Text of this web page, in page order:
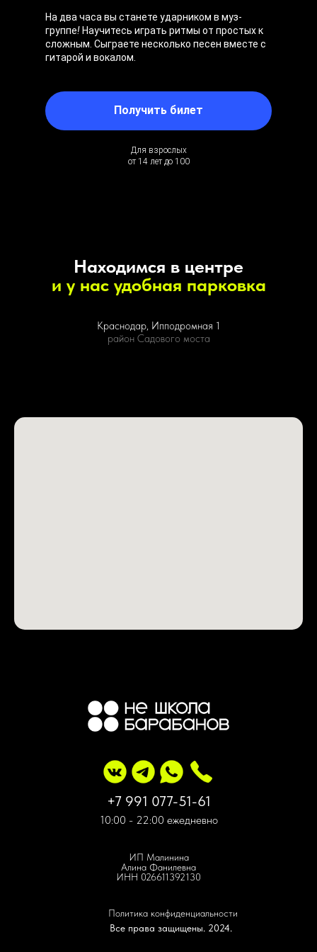
Получить билет
На два часа вы станете ударником в муз-
группе! Научитесь играть ритмы от простых к
сложным. Сыграете несколько песен вместе с
гитарой и вокалом.
Для взрослых
от 14 лет до 100
Находимся в центре
и у нас удобная парковка
Краснодар, Ипподромная 1
район Садового моста
ИП Малинина
Алина Фанилевна
ИНН 026611392130
10:00 - 22:00 ежедневно
Политика конфиденциальности
Все права защищены. 2024.
+7 991 077-51-61